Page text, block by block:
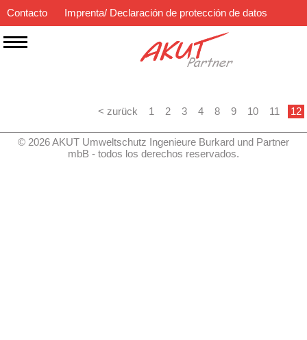
Contacto Imprenta/ Declaración de protección de datos
< zurück 1 2 3 4 8 9 10 11 12
© 2026 AKUT Umweltschutz Ingenieure Burkard und Partner
mbB - todos los derechos reservados.